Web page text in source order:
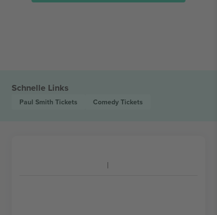
Schnelle Links
Paul Smith Tickets Comedy Tickets